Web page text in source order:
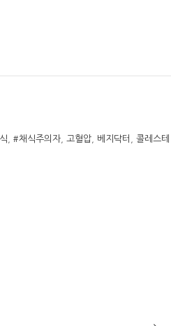
#채식주의자 고혈압 베지닥터
콜레스테